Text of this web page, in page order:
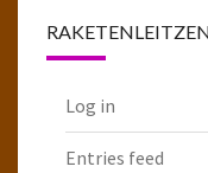
Log in
Entries feed